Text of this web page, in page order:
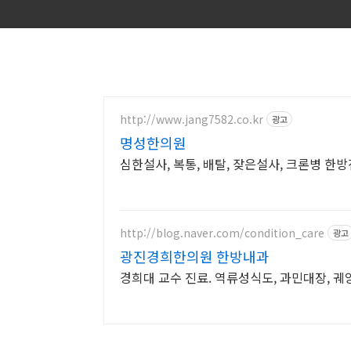
http://www.jang7582.co.kr 광고
명성한의원
심한설사, 복통, 배탈, 잦은설사, 크론병 한
http://blog.naver.com/condition_care 광고
광진경희한의원 한방내과
경희대 교수 진료. 역류성식도, 과민대장,